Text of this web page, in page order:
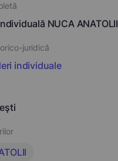
NUCA ANATOLII
juridică
individuale